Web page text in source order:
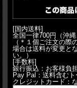
[国内送料]
全国一律700円（沖
（＊１個ご注文の
場合は送料が変更と
い。）
[手数料]
銀行振込：お客様負
Pay Pal：送料含む
クレジットカード：